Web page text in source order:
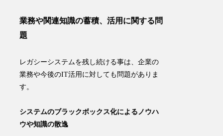
業務や関連知識の蓄積、活用に関する問
題
レガシーシステムを残し続ける事は、企業の
業務や今後のIT活用に対しても問題がありま
す。
システムのブラックボックス化によるノウハ
ウや知識の散逸